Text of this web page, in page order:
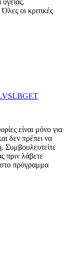
οι κριτικές
SLBGET
είναι μόνο για
δεν πρέπει να
Συμβουλευτείτε
πριν λάβετε
πρόγραμμα